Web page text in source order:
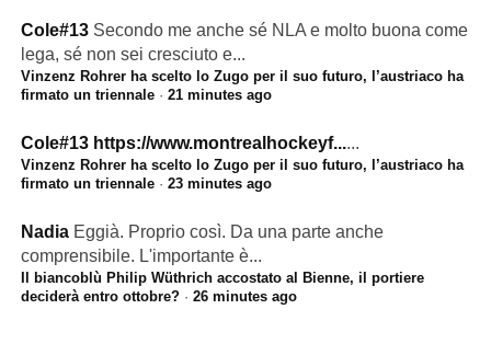
Cole#13 Secondo me anche sé NLA e molto buona come
lega, sé non sei cresciuto e...
Vinzenz Rohrer ha scelto lo Zugo per il suo futuro, l’austriaco ha
firmato un triennale· 21 minutes ago
Cole#13 https://www.montrealhockeyf......
Vinzenz Rohrer ha scelto lo Zugo per il suo futuro, l’austriaco ha
firmato un triennale· 23 minutes ago
Nadia Eggià. Proprio così. Da una parte anche
comprensibile. L'importante è...
Il biancoblù Philip Wüthrich accostato al Bienne, il portiere
deciderà entro ottobre?· 26 minutes ago